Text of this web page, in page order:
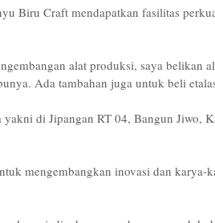
Biru Craft mendapatkan fasilitas
alat produksi, saya belikan
Ada tambahan juga untuk beli
di Jipangan RT 04, Bangun Jiwo,
mengembangkan inovasi dan karya-